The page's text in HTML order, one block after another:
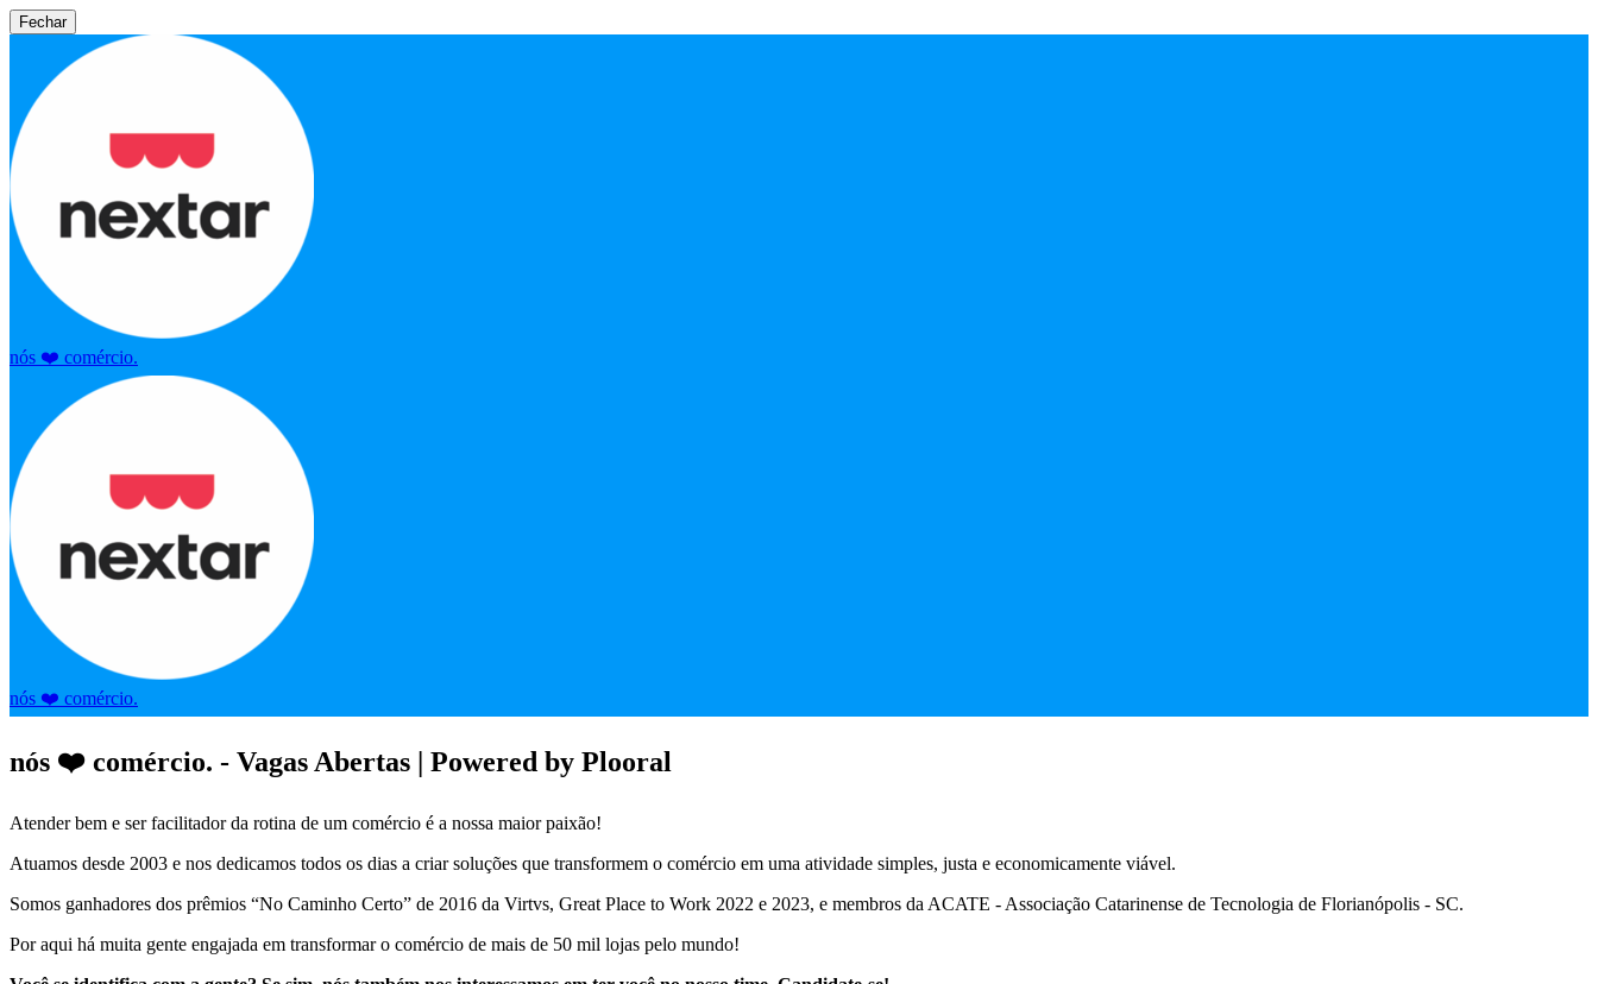
Fechar
nós ❤️ comércio.
nós ❤️ comércio.
nós ❤️ comércio. - Vagas Abertas | Powered by Plooral
Atender bem e ser facilitador da rotina de um comércio é a nossa maior paixão!
Atuamos desde 2003 e nos dedicamos todos os dias a criar soluções que transformem o comércio em uma atividade simples, justa e economicamente viável.
Somos ganhadores dos prêmios “No Caminho Certo” de 2016 da Virtvs, Great Place to Work 2022 e 2023, e membros da ACATE - Associação Catarinense de Tecnologia de Florianópolis - SC.
Por aqui há muita gente engajada em transformar o comércio de mais de 50 mil lojas pelo mundo!